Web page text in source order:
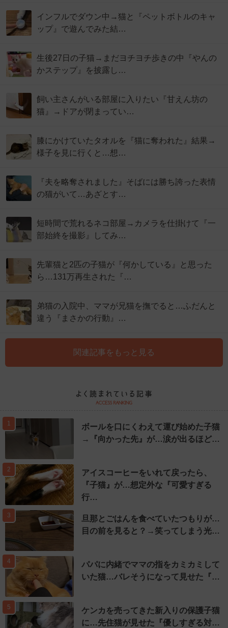
インフルでダウン中→猫と『ペットボトルのキャ
ップ』で遊んでみた結…
生後27日の子猫→まだヨチヨチ歩きの中『やんの
かステップ』を披露し…
飼い主さんがいる部屋に入りたい『甘えん坊の
猫』→ドアが閉まってい…
膝にかけていたタオルを『猫に奪われた』結果→
様子を見に行くと…想…
『夫を略奪されました』そばには勝ち誇った表情
の猫がいて…あざとす…
短時間で荒れるネコ部屋→カメラを仕掛けて『一
部始終を撮影』してみ…
先輩猫と2匹の子猫が『何かしている』と思った
ら…131万再生された『…
弟猫の入院中、ママが兄猫を撫でると…ふだんと
違う『まさかの行動』…
関連記事をもっと見る
1
ボールを口にくわえて運び始めた子猫
→『向かった先』が…涙が出るほど…
2
アイスコーヒーをいれて戻ったら、
『子猫』が…想定外な『可愛すぎる
行…
3
旦那とごはんを食べていたつもりが…
目の前を見ると？→笑ってしまう光…
4
パパに内緒でママの指をカミカミして
いた猫…バレそうになって見せた『…
5
ケンカを売ってきた新入りの保護子猫
に…先住猫が見せた『優しすぎる対…